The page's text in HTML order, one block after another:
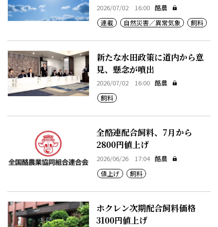
2026/07/02 16:00 酪農
連載
自然災害／異常気象 飼料
新たな水田政策に道内から意
見、懸念が噴出
2026/07/02 16:00 酪農
飼料
全酪連配合飼料、7月から
2800円値上げ
2026/06/26 17:04 酪農
値上げ
飼料
ホクレン次期配合飼料価格
3100円値上げ